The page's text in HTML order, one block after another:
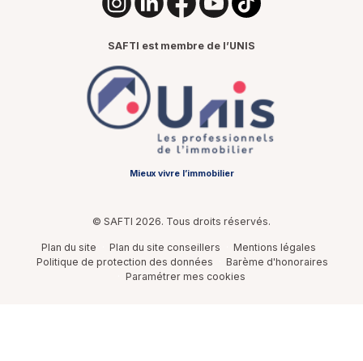
SAFTI est membre de l’UNIS
Mieux vivre l’immobilier
© SAFTI 2026. Tous droits réservés.
Plan du site Plan du site conseillers
Mentions légales
Politique de protection des données
Barème d'honoraires
Paramétrer mes cookies